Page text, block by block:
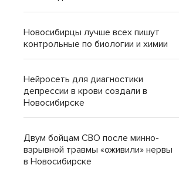
Новосибирцы лучше всех пишут
контрольные по биологии и химии
Нейросеть для диагностики
депрессии в крови создали в
Новосибирске
Двум бойцам СВО после минно-
взрывной травмы «оживили» нервы
в Новосибирске